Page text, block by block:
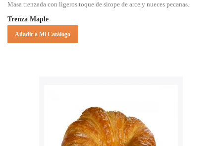
Masa trenzada con ligeros toque de sirope de arce y nueces pecanas.
Trenza Maple
Añadir a Mi Catálogo